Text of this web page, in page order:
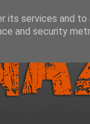
services and
and security